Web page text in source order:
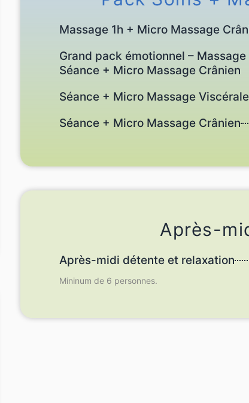
Massage 1h + Micro Massage
Grand pack émotionnel – Massage
Séance + Micro Massage Crânien
Séance + Micro Massage Viscérale
Séance + Micro Massage Crânien
Après-
Après-midi détente et relaxation
Mininum de 6 personnes.